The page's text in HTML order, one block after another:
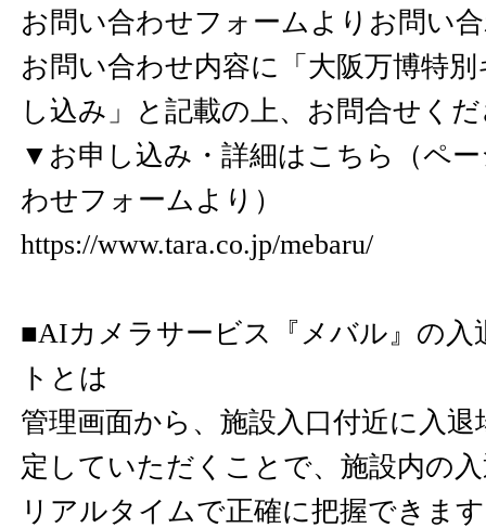
お問い合わせフォームよりお問い
お問い合わせ内容に「大阪万博特
し込み」と記載の上、お問合せく
▼お申し込み・詳細はこちら（ペ
わせフォームより）
https://www.tara.co.jp/mebaru/
■AIカメラサービス『メバル』の入
トとは
管理画面から、施設入口付近に入
定していただくことで、施設内の
リアルタイムで正確に把握できま